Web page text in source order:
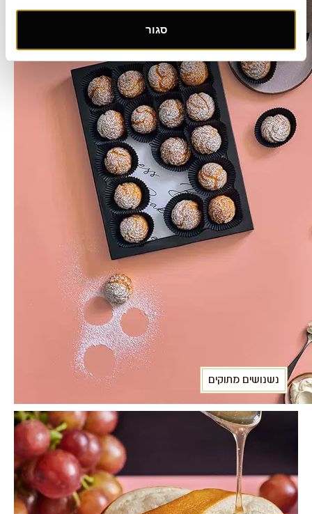
סגור
מן הקונדיטוריה
נשנושים מתוקים